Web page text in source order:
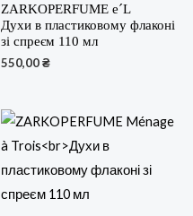
ZARKOPERFUME e´L
Духи в пластиковому флаконі
зі спреєм 110 мл
550,00₴